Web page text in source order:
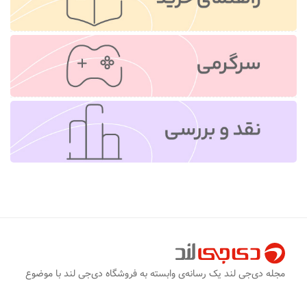
مجله دی‌جی لند یک رسانه‌ی وابسته به فروشگاه دی‌جی لند با موضوع